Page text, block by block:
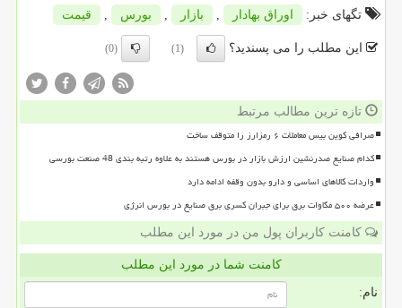
تگهای خبر:
اوراق بهادار , بازار , بورس , قیمت
این مطلب را می پسندید؟ (1)
(0)
تازه ترین مطالب مرتبط
صرافی کوین بیس معاملات ۶ رمزارز را متوقف ساخت
کدام صنایع صدرنشین ارزش بازار در بورس هستند به علاوه رتبه بندی 48 صنعت بورسی
واردات کالاهای اساسی و دارو بدون وقفه ادامه دارد
عرضه ۵۰۰ مگاوات برق برای جبران کسری برق صنایع در بورس انرژی
کامنت کاربران پول من در مورد این مطلب
کامنت شما در مورد این مطلب
نام: